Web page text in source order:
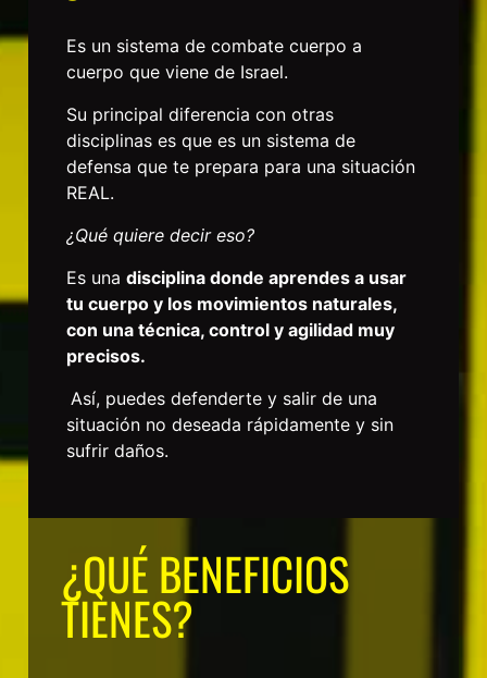
Es un sistema de combate cuerpo a
cuerpo que viene de Israel.
Su principal diferencia con otras
disciplinas es que es un sistema de
defensa que te prepara para una situación
REAL.
¿Qué quiere decir eso?
Es una disciplina donde aprendes a usar
tu cuerpo y los movimientos naturales,
con una técnica, control y agilidad muy
precisos.
Así, puedes defenderte y salir de una
situación no deseada rápidamente y sin
sufrir daños.
¿QUÉ BENEFICIOS
TIENES?